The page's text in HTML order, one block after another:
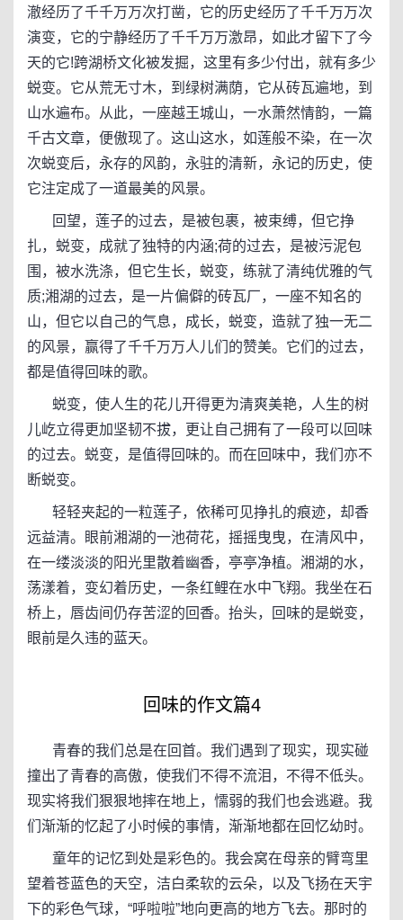
澈经历了千千万万次打凿，它的历史经历了千千万万次
演变，它的宁静经历了千千万万激昂，如此才留下了今
天的它!跨湖桥文化被发掘，这里有多少付出，就有多少
蜕变。它从荒无寸木，到绿树满荫，它从砖瓦遍地，到
山水遍布。从此，一座越王城山，一水萧然情韵，一篇
千古文章，便傲现了。这山这水，如莲般不染，在一次
次蜕变后，永存的风韵，永驻的清新，永记的历史，使
它注定成了一道最美的风景。
回望，莲子的过去，是被包裹，被束缚，但它挣
扎，蜕变，成就了独特的内涵;荷的过去，是被污泥包
围，被水洗涤，但它生长，蜕变，练就了清纯优雅的气
质;湘湖的过去，是一片偏僻的砖瓦厂，一座不知名的
山，但它以自己的气息，成长，蜕变，造就了独一无二
的风景，赢得了千千万万人儿们的赞美。它们的过去，
都是值得回味的歌。
蜕变，使人生的花儿开得更为清爽美艳，人生的树
儿屹立得更加坚韧不拔，更让自己拥有了一段可以回味
的过去。蜕变，是值得回味的。而在回味中，我们亦不
断蜕变。
轻轻夹起的一粒莲子，依稀可见挣扎的痕迹，却香
远益清。眼前湘湖的一池荷花，摇摇曳曳，在清风中，
在一缕淡淡的阳光里散着幽香，亭亭净植。湘湖的水，
荡漾着，变幻着历史，一条红鲤在水中飞翔。我坐在石
桥上，唇齿间仍存苦涩的回香。抬头，回味的是蜕变，
眼前是久违的蓝天。
回味的作文篇4
青春的我们总是在回首。我们遇到了现实，现实碰
撞出了青春的高傲，使我们不得不流泪，不得不低头。
现实将我们狠狠地摔在地上，懦弱的我们也会逃避。我
们渐渐的忆起了小时候的事情，渐渐地都在回忆幼时。
童年的记忆到处是彩色的。我会窝在母亲的臂弯里
望着苍蓝色的天空，洁白柔软的云朵，以及飞扬在天宇
下的彩色气球，“呼啦啦”地向更高的地方飞去。那时的